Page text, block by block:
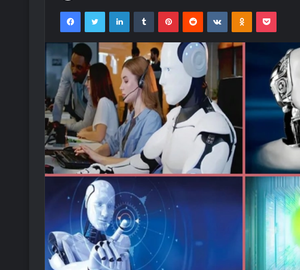
FacebookTwitter LinkedInTumblr PinterestReddit VKontakteOdnoklassniki
Pocket